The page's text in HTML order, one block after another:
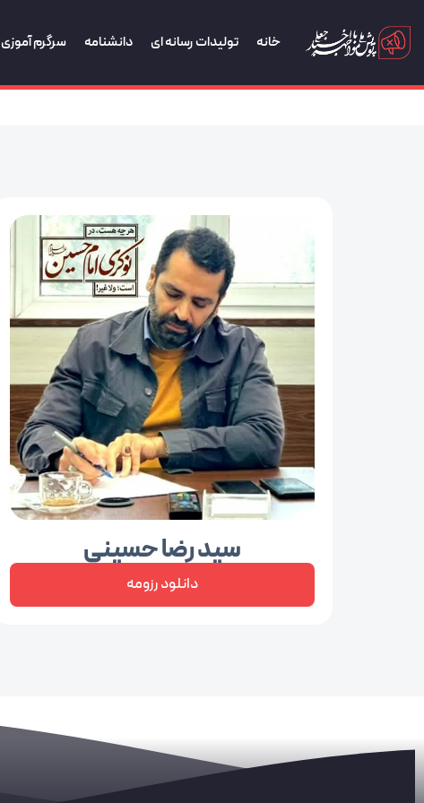
خانه تولیدات رسانه ای دانشنامه سرگرم آموزی
سید رضا حسینی
دانلود رزومه